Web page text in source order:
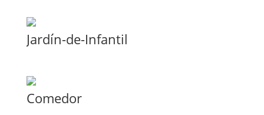
Jardín-de-Infantil
Comedor